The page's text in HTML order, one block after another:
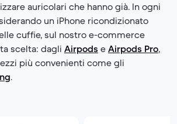
auricolari che hanno già. In ogni
un iPhone ricondizionato
cuffie, sul nostro e-commerce
scelta: dagli Airpods e Airpods Pro,
più convenienti come gli
.